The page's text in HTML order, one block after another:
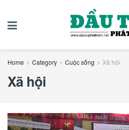
Home Category Cuộc sống Xã hội
Xã hội